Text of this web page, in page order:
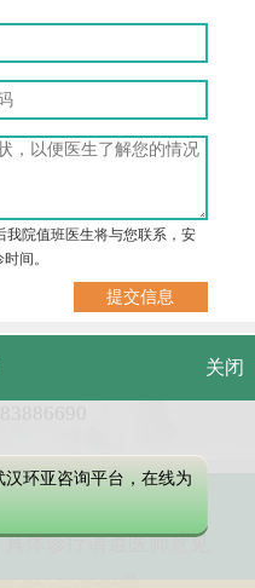
我院值班医生将与您联系，安
间。
硚口区解放大道479号
话：
中医白癜风医院
体诊疗请遵医师意见
关闭
汉环亚咨询平台，在线为